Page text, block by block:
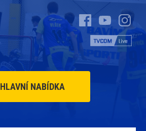
HLAVNÍ NABÍDKA